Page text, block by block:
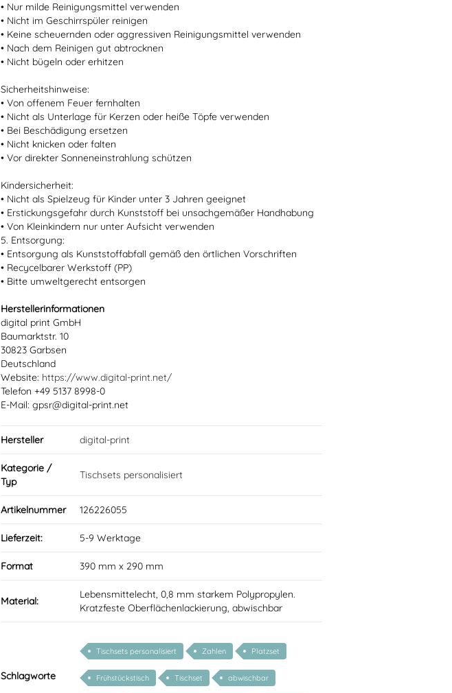
• Nur milde Reinigungsmittel verwenden
• Nicht im Geschirrspüler reinigen
• Keine scheuernden oder aggressiven Reinigungsmittel verwenden
• Nach dem Reinigen gut abtrocknen
• Nicht bügeln oder erhitzen
Sicherheitshinweise:
• Von offenem Feuer fernhalten
• Nicht als Unterlage für Kerzen oder heiße Töpfe verwenden
• Bei Beschädigung ersetzen
• Nicht knicken oder falten
• Vor direkter Sonneneinstrahlung schützen
Kindersicherheit:
• Nicht als Spielzeug für Kinder unter 3 Jahren geeignet
• Erstickungsgefahr durch Kunststoff bei unsachgemäßer Handhabung
• Von Kleinkindern nur unter Aufsicht verwenden
5. Entsorgung:
• Entsorgung als Kunststoffabfall gemäß den örtlichen Vorschriften
• Recycelbarer Werkstoff (PP)
• Bitte umweltgerecht entsorgen
Herstellerinformationen
digital print GmbH
Baumarktstr. 10
30823 Garbsen
Deutschland
Website: https://www.digital-print.net/
Telefon +49 5137 8998-0
E-Mail: gpsr@digital-print.net
Hersteller digital-print
Kategorie /
Typ
Tischsets personalisiert
Artikelnummer 126226055
Lieferzeit: 5-9 Werktage
Format 390 mm x 290 mm
Material:
Lebensmittelecht, 0,8 mm starkem Polypropylen.
Kratzfeste Oberflächenlackierung, abwischbar
Schlagworte
Tischsets personalisiert Zahlen Platzset
Frühstückstisch Tischset abwischbar